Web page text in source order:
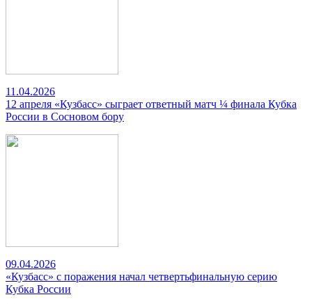
11.04.2026
12 апреля «Кузбасс» сыграет ответный матч ¼ финала Кубка
России в Сосновом бору
09.04.2026
«Кузбасс» с поражения начал четвертьфинальную серию
Кубка России